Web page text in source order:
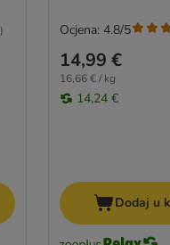
)
14,99 €
16,66 € / kg
14,24 €
Ocjena: 4.8/5
Dodaj u